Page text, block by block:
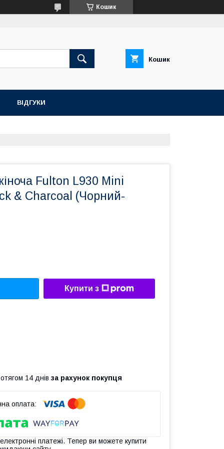
Кошик
Кошик
ВІДГУКИ
Fulton L930 Mini
& Charcoal (Чорний-
Купити з
14 днів за рахунок покупця
платежі. Тепер ви можете купити